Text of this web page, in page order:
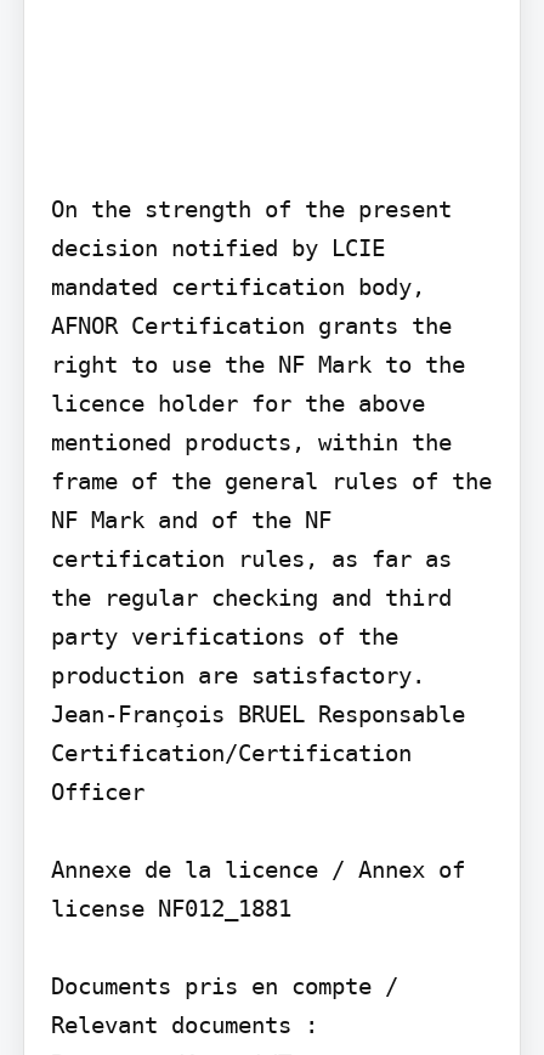
On the strength of the present
decision notified by LCIE
mandated certification body,
AFNOR Certification grants the
right to use the NF Mark to the
licence holder for the above
mentioned products, within the
frame of the general rules of the
NF Mark and of the NF
certification rules, as far as
the regular checking and third
party verifications of the
production are satisfactory.
Jean-François BRUEL Responsable
Certification/Certification
Officer
Annexe de la licence / Annex of
license NF012_1881
Documents pris en compte /
Relevant documents :